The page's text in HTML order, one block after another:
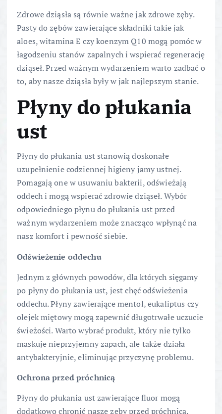
Zdrowe dziąsła są równie ważne jak zdrowe zęby.
Pasty do zębów zawierające składniki takie jak
aloes, witamina E czy koenzym Q10 mogą pomóc w
łagodzeniu stanów zapalnych i wspierać regenerację
dziąseł. Przed ważnym wydarzeniem warto zadbać o
to, aby nasze dziąsła były w jak najlepszym stanie.
Płyny do płukania
ust
Płyny do płukania ust stanowią doskonałe
uzupełnienie codziennej higieny jamy ustnej.
Pomagają one w usuwaniu bakterii, odświeżają
oddech i mogą wspierać zdrowie dziąseł. Wybór
odpowiedniego płynu do płukania ust przed
ważnym wydarzeniem może znacząco wpłynąć na
nasz komfort i pewność siebie.
Odświeżenie oddechu
Jednym z głównych powodów, dla których sięgamy
po płyny do płukania ust, jest chęć odświeżenia
oddechu. Płyny zawierające mentol, eukaliptus czy
olejek miętowy mogą zapewnić długotrwałe uczucie
świeżości. Warto wybrać produkt, który nie tylko
maskuje nieprzyjemny zapach, ale także działa
antybakteryjnie, eliminując przyczynę problemu.
Ochrona przed próchnicą
Płyny do płukania ust zawierające fluor mogą
dodatkowo chronić nasze zęby przed próchnicą.